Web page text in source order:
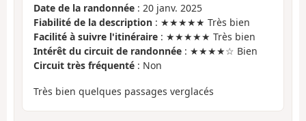
Date de la randonnée : 20 janv. 2025
Fiabilité de la description : ★★★★★ Très bien
Facilité à suivre l'itinéraire : ★★★★★ Très bien
Intérêt du circuit de randonnée : ★★★★☆ Bien
Circuit très fréquenté : Non
Très bien quelques passages verglacés